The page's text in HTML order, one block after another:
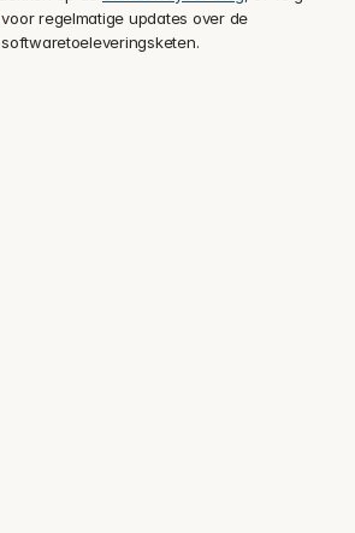
voor regelmatige updates over de